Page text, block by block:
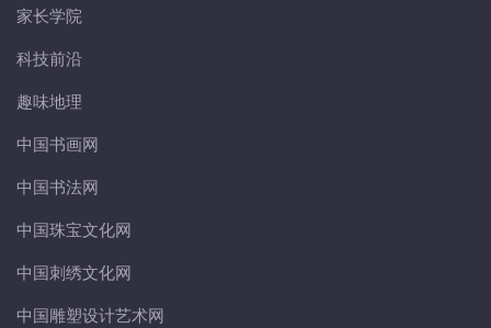
家长学院
科技前沿
趣味地理
中国书画网
中国书法网
中国珠宝文化网
中国刺绣文化网
中国雕塑设计艺术网